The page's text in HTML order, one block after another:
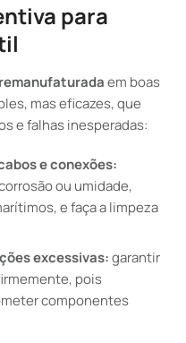
para
em boas
mas eficazes, que
e falhas inesperadas:
e conexões:
ou umidade,
e faça a limpeza
excessivas:garantir
pois
componentes